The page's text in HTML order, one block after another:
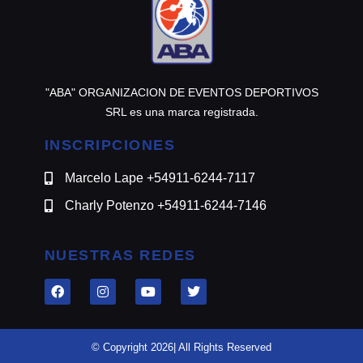
"ABA" ORGANIZACION DE EVENTOS DEPORTIVOS
SRL es una marca registrada.
INSCRIPCIONES
Marcelo Lape +54911-6244-7117
Charly Potenzo +54911-6244-7146
NUESTRAS REDES
© Copyright 2026| All Rights Reserved